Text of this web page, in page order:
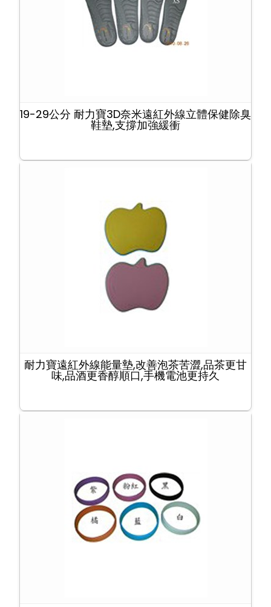
19-29公分 耐力寶3D奈米遠紅外線立體保健除臭
鞋墊,支撐加強緩衝
耐力寶遠紅外線能量墊,改善泡茶苦澀,品茶更甘
味,品酒更香醇順口,手機電池更持久